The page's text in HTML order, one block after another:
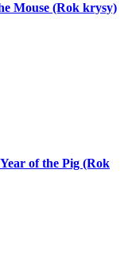
Mouse (Rok krysy)
of the Pig (Rok